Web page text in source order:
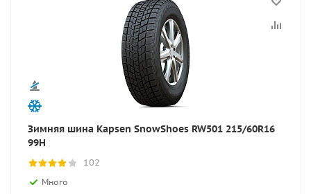
Зимняя шина Kapsen SnowShoes RW501 215/60R16
99H
102
Много